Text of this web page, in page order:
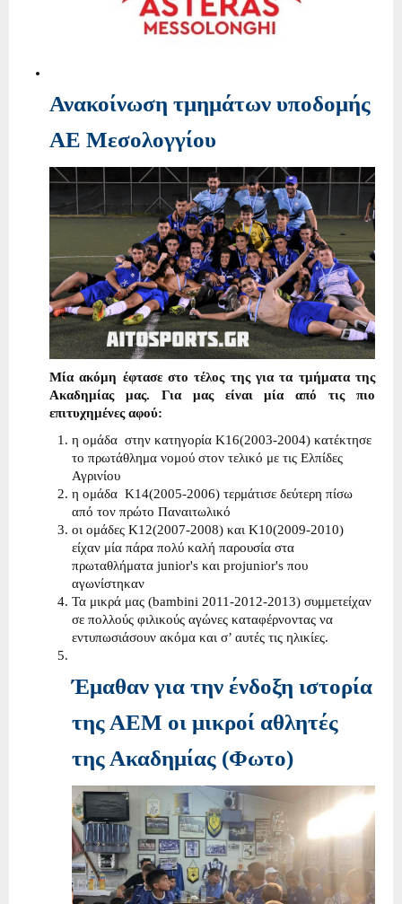
Ανακοίνωση τμημάτων υποδομής
ΑΕ Μεσολογγίου
Μία ακόμη έφτασε στο τέλος της για τα τμήματα της
Ακαδημίας μας. Για μας είναι μία από τις πιο
επιτυχημένες αφού:
η ομάδα στην κατηγορία Κ16(2003-2004) κατέκτησε
το πρωτάθλημα νομού στον τελικό με τις Ελπίδες
Αγρινίου
η ομάδα Κ14(2005-2006) τερμάτισε δεύτερη πίσω
από τον πρώτο Παναιτωλικό
οι ομάδες Κ12(2007-2008) και Κ10(2009-2010)
είχαν μία πάρα πολύ καλή παρουσία στα
πρωταθλήματα junior's και projunior's που
αγωνίστηκαν
Τα μικρά μας (bambini 2011-2012-2013) συμμετείχαν
σε πολλούς φιλικούς αγώνες καταφέρνοντας να
εντυπωσιάσουν ακόμα και σ’ αυτές τις ηλικίες.
Έμαθαν για την ένδοξη ιστορία
της ΑΕΜ οι μικροί αθλητές
της Ακαδημίας (Φωτο)